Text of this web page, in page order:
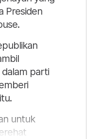
Presiden
parti
untuk